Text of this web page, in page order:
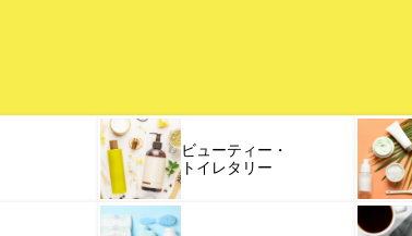
ビューティー・
トイレタリー